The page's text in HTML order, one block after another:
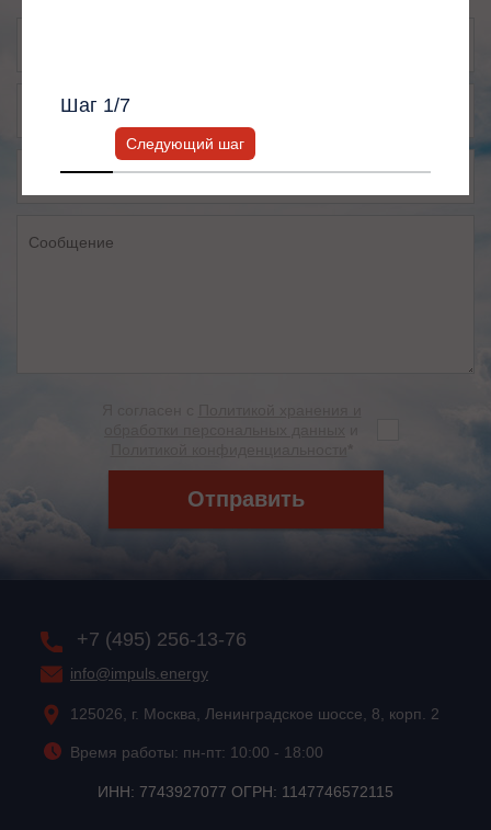
Отправить
+7 (495) 256-13-76
info@impuls.energy
125026, г. Москва, Ленинградское шоссе, 8, корп. 2
Время работы: пн-пт: 10:00 - 18:00
ИНН: 7743927077 ОГРН: 1147746572115
Шаг 1/7
Следующий шаг